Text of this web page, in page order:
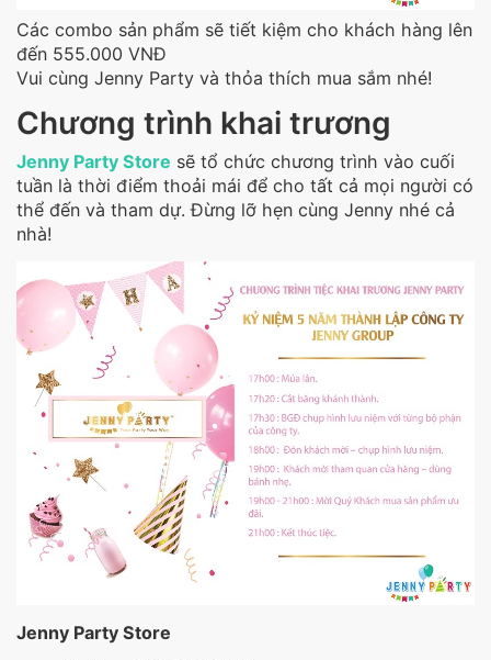
Các combo sản phẩm sẽ tiết kiệm cho khách hàng lên
đến 555.000 VNĐ
Vui cùng Jenny Party và thỏa thích mua sắm nhé!
Chương trình khai trương
Jenny Party Store sẽ tổ chức chương trình vào cuối
tuần là thời điểm thoải mái để cho tất cả mọi người có
thể đến và tham dự. Đừng lỡ hẹn cùng Jenny nhé cả
nhà!
Jenny Party Store